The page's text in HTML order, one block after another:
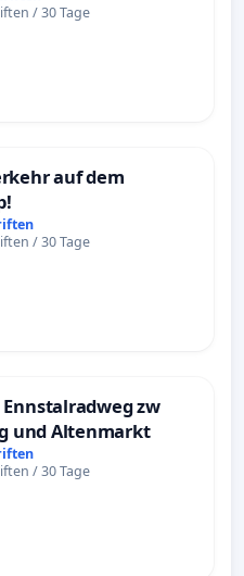
/ 30 Tage
auf dem
/ 30 Tage
Ennstalradweg zw
und Altenmarkt
/ 30 Tage